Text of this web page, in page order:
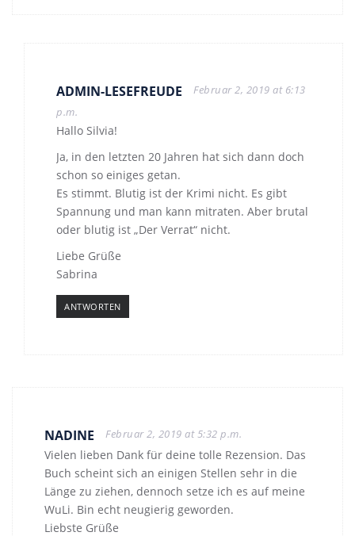
ADMIN-LESEFREUDE
Februar 2, 2019 at 6:13
p.m.
Hallo Silvia!
Ja, in den letzten 20 Jahren hat sich dann doch
schon so einiges getan.
Es stimmt. Blutig ist der Krimi nicht. Es gibt
Spannung und man kann mitraten. Aber brutal
oder blutig ist „Der Verrat“ nicht.
Liebe Grüße
Sabrina
ANTWORTEN
NADINE Februar 2, 2019 at 5:32 p.m.
Vielen lieben Dank für deine tolle Rezension. Das
Buch scheint sich an einigen Stellen sehr in die
Länge zu ziehen, dennoch setze ich es auf meine
WuLi. Bin echt neugierig geworden.
Liebste Grüße